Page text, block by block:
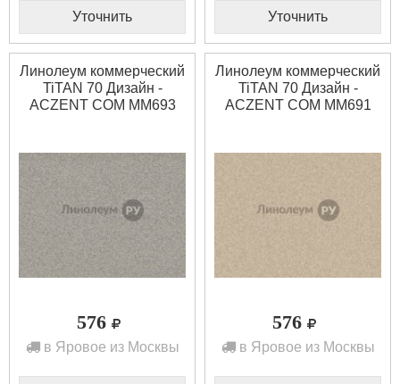
Уточнить Уточнить
Линолеум коммерческий
TiTAN 70 Дизайн -
ACZENT COM MM693
576
в Яровое из Москвы
Линолеум коммерческий
TiTAN 70 Дизайн -
ACZENT COM MM691
576
в Яровое из Москвы